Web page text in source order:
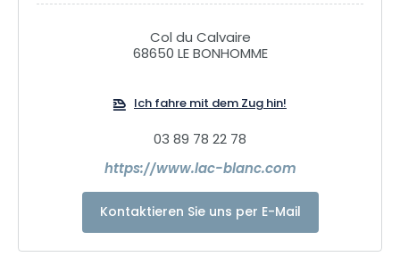
Abenteuerpark, Barfußpfad, Mountainbike-Strecken,
Erlebnispfad, Wanderungen.
Col du Calvaire
68650 LE BONHOMME
Ich fahre mit dem Zug hin!
03 89 78 22 78
https://www.lac-blanc.com
Kontaktieren Sie uns per E-Mail